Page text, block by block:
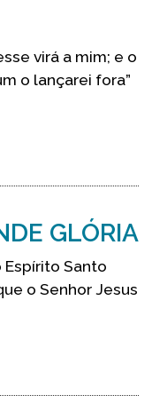
virá a mim; e o
o lançarei fora”
GLÓRIA
Santo
o Senhor Jesus